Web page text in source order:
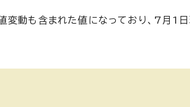
変動も含まれた値になっており、7月1